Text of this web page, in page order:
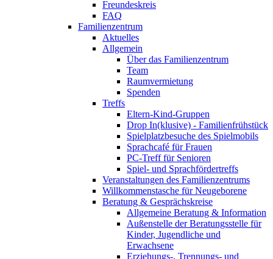
Freundeskreis
FAQ
Familienzentrum
Aktuelles
Allgemein
Über das Familienzentrum
Team
Raumvermietung
Spenden
Treffs
Eltern-Kind-Gruppen
Drop In(klusive) - Familienfrühstück
Spielplatzbesuche des Spielmobils
Sprachcafé für Frauen
PC-Treff für Senioren
Spiel- und Sprachfördertreffs
Veranstaltungen des Familienzentrums
Willkommenstasche für Neugeborene
Beratung & Gesprächskreise
Allgemeine Beratung & Information
Außenstelle der Beratungsstelle für
Kinder, Jugendliche und
Erwachsene
Erziehungs-, Trennungs- und